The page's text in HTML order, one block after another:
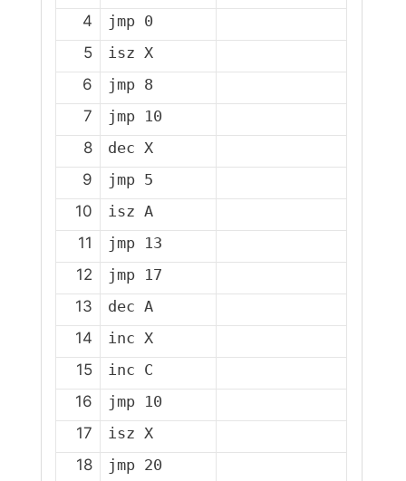
4
5
6
7
8
9
10
11
12
13
14
15
16
17
18